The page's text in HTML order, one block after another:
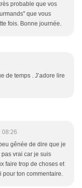
probable que vos
que vous
fois. Bonne journée.
de temps . J’adore lire
08:26
gênée de dire que je
vrai car je suis
faire trop de choses et
pour ton commentaire.